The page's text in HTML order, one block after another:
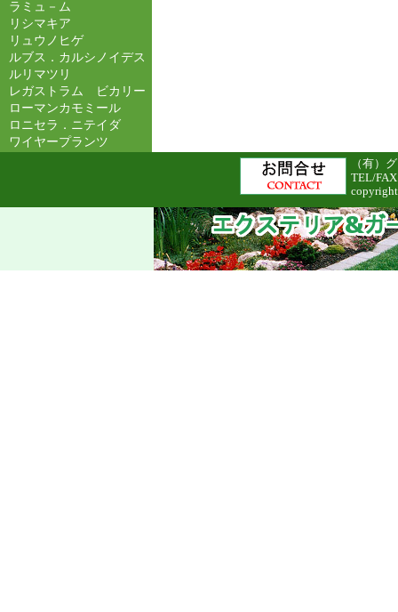
ラミュ－ム
リシマキア
リュウノヒゲ
ルブス．カルシノイデス
ルリマツリ
レガストラム ビカリー
ローマンカモミール
ロニセラ．ニテイダ
ワイヤープランツ
（有）
TEL/
copyright